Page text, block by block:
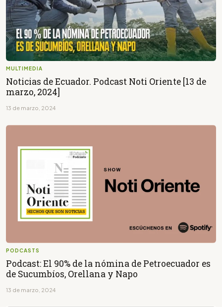
MULTIMEDIA
Noticias de Ecuador. Podcast Noti Oriente [13 de
marzo, 2024]
13 de marzo, 2024
PODCASTS
Podcast: El 90% de la nómina de Petroecuador es
de Sucumbíos, Orellana y Napo
13 de marzo, 2024